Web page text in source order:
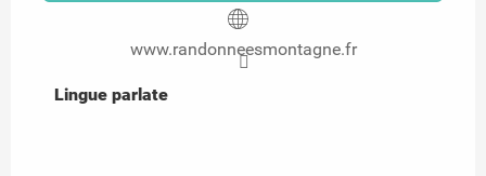
www.randonneesmontagne.fr
Lingue parlate
Lingue parlate